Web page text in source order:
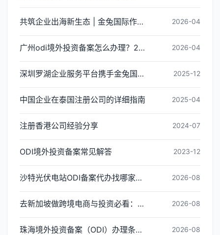
共筑企业出海新生态 | 金兔国际作为代表单位亮相宝安区出海服务中心揭牌仪式 2026-04
广州odi境外投资备案怎么办理？2026年最新流程详解 2026-04
深圳罗湖企业服务平台携手金兔国际ODI备案专家,共建跨境出海全链条服务新生态 2025-12
中国企业在泰国注册公司的详细指南 2025-04
注册香港公司经验分享 2024-07
ODI境外投资备案常见解答 2023-12
沙特光伏电站ODI备案代办找哪家好：2026年核心评估标准与服务商推荐 2026-08
去新加坡做跨境电商与投资必看：金兔国际ODI备案服务机构甄选全攻略 2026-08
珠海境外投资备案（ODI）办理条件及材料全汇总 2026-08